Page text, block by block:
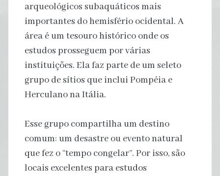
arqueológicos subaquáticos mais
importantes do hemisfério ocidental. A
área é um tesouro histórico onde os
estudos prosseguem por várias
instituições. Ela faz parte de um seleto
grupo de sítios que inclui Pompéia e
Herculano na Itália.
Esse grupo compartilha um destino
comum: um desastre ou evento natural
que fez o “tempo congelar”. Por isso, são
locais excelentes para estudos